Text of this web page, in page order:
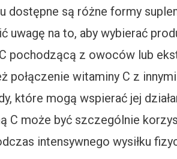
dostępne są różne formy
uwagę na to, aby wybierać
pochodzącą z owoców lub
witaminy C z innymi
które mogą wspierać jej
C może być szczególnie
intensywnego wysiłku